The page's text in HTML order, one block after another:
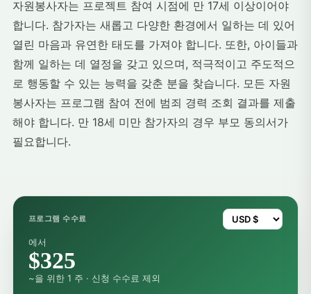
자원봉사자는 프로젝트 참여 시점에 만 17세 이상이어야
합니다. 참가자는 새롭고 다양한 환경에서 일하는 데 있어
열린 마음과 유연한 태도를 가져야 합니다. 또한, 아이들과
함께 일하는 데 열정을 갖고 있으며, 적극적이고 주도적으
로 행동할 수 있는 능력을 갖춘 분을 찾습니다. 모든 자원
봉사자는 프로그램 참여 전에 범죄 경력 조회 결과를 제출
해야 합니다. 만 18세 미만 참가자의 경우 부모 동의서가
필요합니다.
프로그램 수수료
에서
$325
~을 위한 1 주 · 신청 수수료 제외